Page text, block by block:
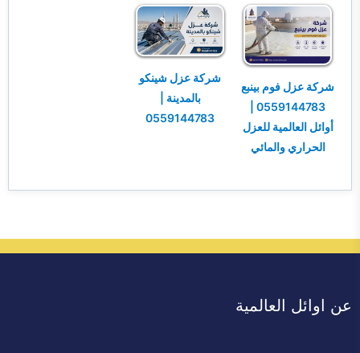
شركة عزل فوم بينبع
0559144783 |
أوائل العالمية للعزل
الحراري والمائي
شركة عزل شينكو
بالمدينة |
0559144783
عن اوائل العالمية